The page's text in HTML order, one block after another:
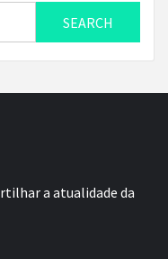
a atualidade da